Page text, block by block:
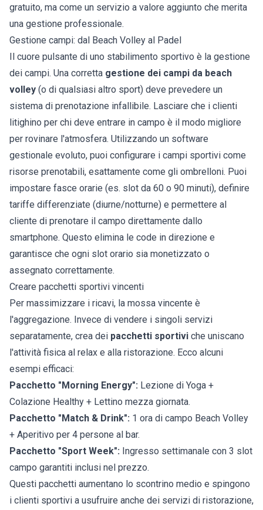
gratuito, ma come un servizio a valore aggiunto che merita
una gestione professionale.
Gestione campi: dal Beach Volley al Padel
Il cuore pulsante di uno stabilimento sportivo è la gestione
dei campi. Una corretta gestione dei campi da beach
volley (o di qualsiasi altro sport) deve prevedere un
sistema di prenotazione infallibile. Lasciare che i clienti
litighino per chi deve entrare in campo è il modo migliore
per rovinare l'atmosfera. Utilizzando un software
gestionale evoluto, puoi configurare i campi sportivi come
risorse prenotabili, esattamente come gli ombrelloni. Puoi
impostare fasce orarie (es. slot da 60 o 90 minuti), definire
tariffe differenziate (diurne/notturne) e permettere al
cliente di prenotare il campo direttamente dallo
smartphone. Questo elimina le code in direzione e
garantisce che ogni slot orario sia monetizzato o
assegnato correttamente.
Creare pacchetti sportivi vincenti
Per massimizzare i ricavi, la mossa vincente è
l'aggregazione. Invece di vendere i singoli servizi
separatamente, crea dei pacchetti sportivi che uniscano
l'attività fisica al relax e alla ristorazione. Ecco alcuni
esempi efficaci:
Pacchetto "Morning Energy": Lezione di Yoga +
Colazione Healthy + Lettino mezza giornata.
Pacchetto "Match & Drink": 1 ora di campo Beach Volley
+ Aperitivo per 4 persone al bar.
Pacchetto "Sport Week": Ingresso settimanale con 3 slot
campo garantiti inclusi nel prezzo.
Questi pacchetti aumentano lo scontrino medio e spingono
i clienti sportivi a usufruire anche dei servizi di ristorazione,